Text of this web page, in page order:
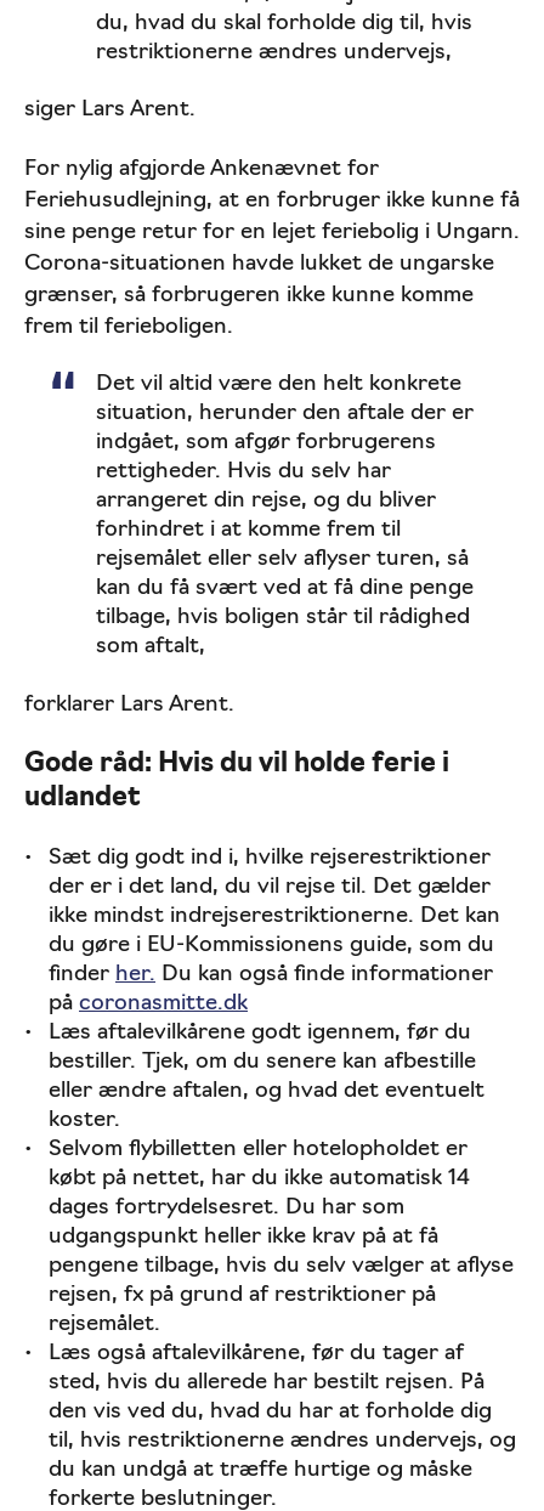
du, hvad du skal forholde dig til, hvis
restriktionerne ændres undervejs,
siger Lars Arent.
For nylig afgjorde Ankenævnet for
Feriehusudlejning, at en forbruger ikke kunne få
sine penge retur for en lejet feriebolig i Ungarn.
Corona-situationen havde lukket de ungarske
grænser, så forbrugeren ikke kunne komme
frem til ferieboligen.
Det vil altid være den helt konkrete
situation, herunder den aftale der er
indgået, som afgør forbrugerens
rettigheder. Hvis du selv har
arrangeret din rejse, og du bliver
forhindret i at komme frem til
rejsemålet eller selv aflyser turen, så
kan du få svært ved at få dine penge
tilbage, hvis boligen står til rådighed
som aftalt,
forklarer Lars Arent.
Gode råd: Hvis du vil holde ferie i
udlandet
Sæt dig godt ind i, hvilke rejserestriktioner
der er i det land, du vil rejse til. Det gælder
ikke mindst indrejserestriktionerne. Det kan
du gøre i EU-Kommissionens guide, som du
finder her. Du kan også finde informationer
på coronasmitte.dk
Læs aftalevilkårene godt igennem, før du
bestiller. Tjek, om du senere kan afbestille
eller ændre aftalen, og hvad det eventuelt
koster.
Selvom flybilletten eller hotelopholdet er
købt på nettet, har du ikke automatisk 14
dages fortrydelsesret. Du har som
udgangspunkt heller ikke krav på at få
pengene tilbage, hvis du selv vælger at aflyse
rejsen, fx på grund af restriktioner på
rejsemålet.
Læs også aftalevilkårene, før du tager af
sted, hvis du allerede har bestilt rejsen. På
den vis ved du, hvad du har at forholde dig
til, hvis restriktionerne ændres undervejs, og
du kan undgå at træffe hurtige og måske
forkerte beslutninger.